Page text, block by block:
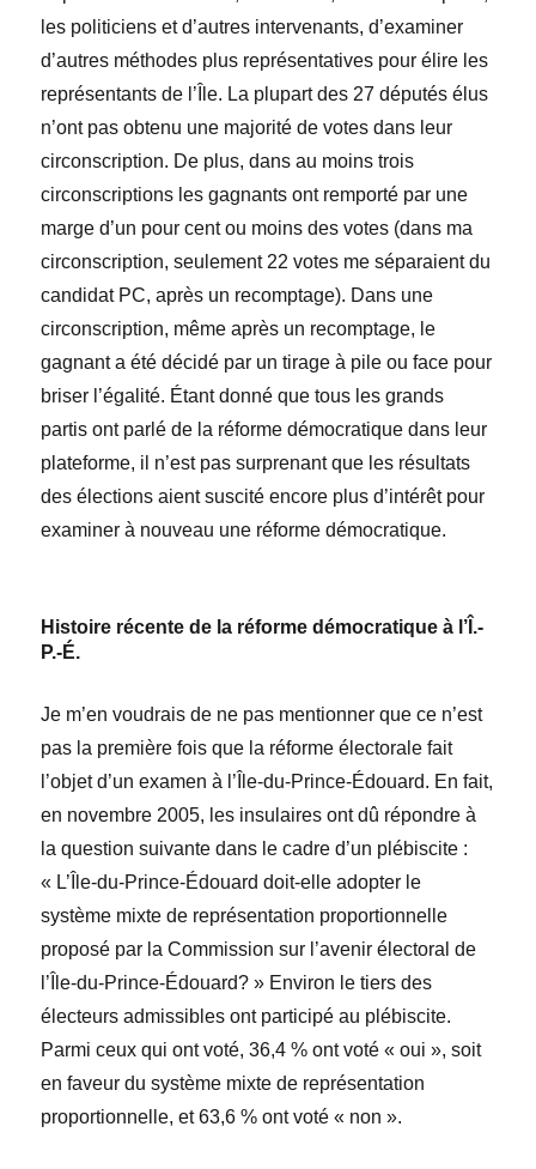
les politiciens et d’autres intervenants, d’examiner
d’autres méthodes plus représentatives pour élire les
représentants de l’Île. La plupart des 27 députés élus
n’ont pas obtenu une majorité de votes dans leur
circonscription. De plus, dans au moins trois
circonscriptions les gagnants ont remporté par une
marge d’un pour cent ou moins des votes (dans ma
circonscription, seulement 22 votes me séparaient du
candidat PC, après un recomptage). Dans une
circonscription, même après un recomptage, le
gagnant a été décidé par un tirage à pile ou face pour
briser l’égalité. Étant donné que tous les grands
partisont parlé de la réforme démocratique dans leur
plateforme, il n’est pas surprenant que les résultats
des élections aient suscité encore plus d’intérêt pour
examiner à nouveau une réforme démocratique.
Histoire récente de la réforme démocratique à l’Î.-
P.-É.
Je m’en voudrais de ne pas mentionner que ce n’est
pas la première fois que la réforme électorale fait
l’objet d’un examen à l’ Île-du-Prince-Édouard. En fait,
en novembre 2005, les insulaires ont dû répondre à
la question suivante dans le cadre d’un plébiscite :
« L’Île-du-Prince-Édouard doit-elle adopter le
système mixte de représentation proportionnelle
proposé par la Commission sur l’avenir électoral de
l’Île-du-Prince-Édouard? » Environ le tiers des
électeurs admissibles ont participé au plébiscite.
Parmi ceux qui ont voté, 36,4 % ont voté « oui », soit
en faveur du système mixte de représentation
proportionnelle, et63,6 % ont voté « non ».